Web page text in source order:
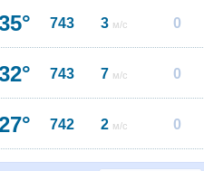
743 3 м/с 0
743 7 м/с 0
742 2 м/с 0